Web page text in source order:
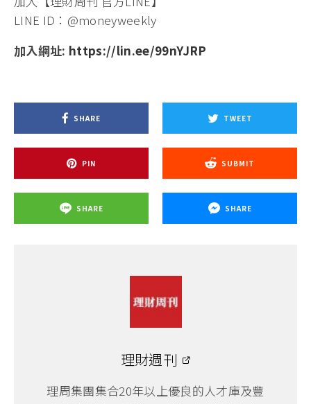
LINE ID：@moneyweekly
加入網址: https://lin.ee/99nYJRP
SHARE TWEET
PIN SUBMIT
SHARE SHARE
理財週刊
理周集團集合20年以上優良的人才庫及豐